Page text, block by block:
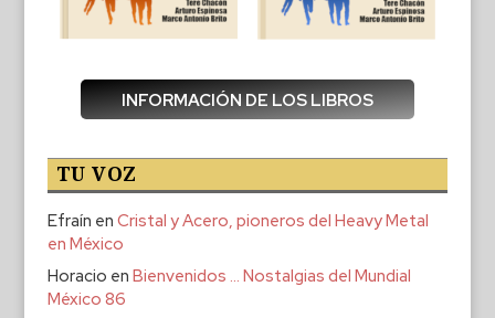
INFORMACIÓN DE LOS LIBROS
TU VOZ
Efraín en Cristal y Acero, pioneros del Heavy Metal
en México
Horacio en Bienvenidos … Nostalgias del Mundial
México 86